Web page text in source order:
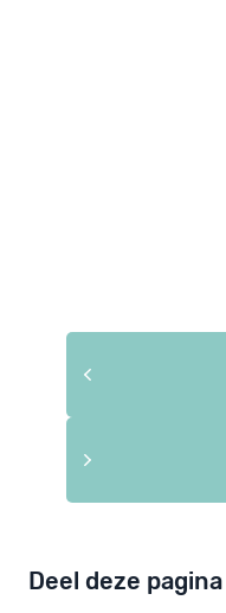
Deel deze pagina